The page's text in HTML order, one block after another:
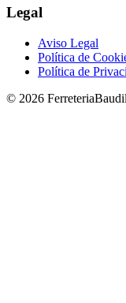
Legal
Aviso Legal
Política de
Política de
© 2026